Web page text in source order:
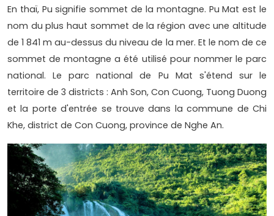
En thaï, Pu signifie sommet de la montagne. Pu Mat est le
nom du plus haut sommet de la région avec une altitude
de 1 841 m au-dessus du niveau de la mer. Et le nom de ce
sommet de montagne a été utilisé pour nommer le parc
national. Le parc national de Pu Mat s'étend sur le
territoire de 3 districts : Anh Son, Con Cuong, Tuong Duong
et la porte d'entrée se trouve dans la commune de Chi
Khe, district de Con Cuong, province de Nghe An.